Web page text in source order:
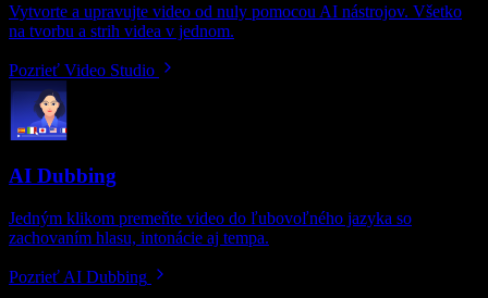
Vytvorte a upravujte video od nuly pomocou AI nástrojov. Všetko
na tvorbu a strih videa v jednom.
Pozrieť Video Studio
AI Dubbing
Jedným klikom premeňte video do ľubovoľného jazyka so
zachovaním hlasu, intonácie aj tempa.
Pozrieť AI Dubbing